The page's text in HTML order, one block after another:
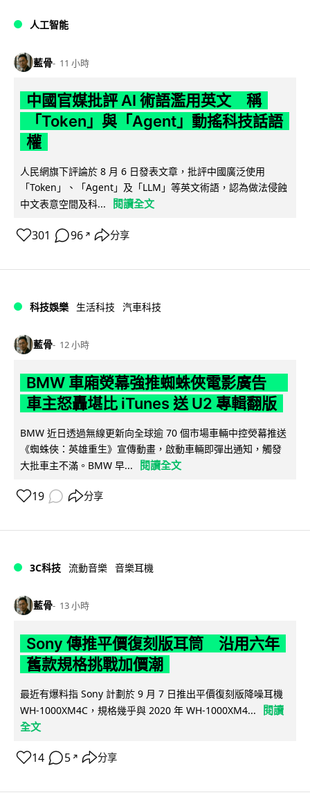
人工智能
藍骨 11 小時
中國官媒批評 AI 術語濫用英文 稱
「Token」與「Agent」動搖科技話語
權
人民網旗下評論於 8 月 6 日發表文章，批評中國廣泛使用
「Token」、「Agent」及「LLM」等英文術語，認為做法侵蝕
中文表意空間及科...
閱讀全文
301 96 ↗ 分享
科技娛樂 生活科技 汽車科技
藍骨 12 小時
BMW 車廂熒幕強推蜘蛛俠電影廣告
車主怒轟堪比 iTunes 送 U2 專輯翻版
BMW 近日透過無線更新向全球逾 70 個市場車輛中控熒幕推送
《蜘蛛俠：英雄重生》宣傳動畫，啟動車輛即彈出通知，觸發
大批車主不滿。BMW 早...
閱讀全文
19 分享
3C科技 流動音樂 音樂耳機
藍骨 13 小時
Sony 傳推平價復刻版耳筒 沿用六年
舊款規格挑戰加價潮
最近有爆料指 Sony 計劃於 9 月 7 日推出平價復刻版降噪耳機
WH-1000XM4C，規格幾乎與 2020 年 WH-1000XM4...
閱讀
全文
14 5 ↗ 分享